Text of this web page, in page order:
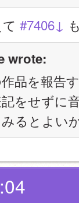
#7406↓
wrote:
品を報告
記をせずに
みるとよい